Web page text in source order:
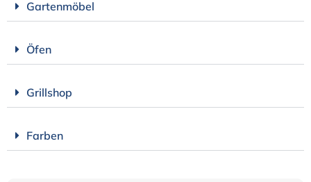
Gartenmöbel
Öfen
Grillshop
Farben